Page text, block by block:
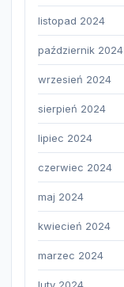
listopad 2024
październik 2024
wrzesień 2024
sierpień 2024
lipiec 2024
czerwiec 2024
maj 2024
kwiecień 2024
marzec 2024